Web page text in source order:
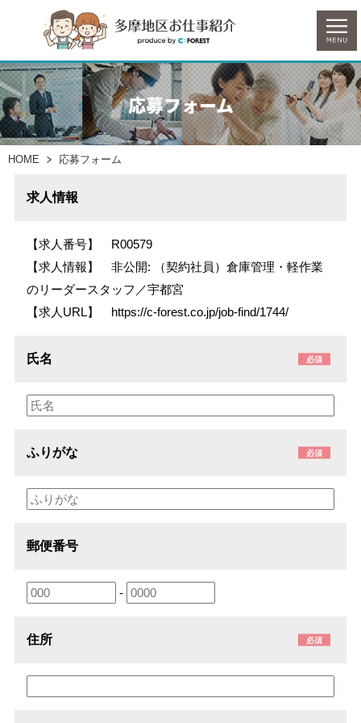
応募フォーム
HOME 応募フォーム
求人情報
【求人番号】
R00579
【求人情報】
非公開: （契約社員）倉庫管理・軽作業
のリーダースタッフ／宇都宮
【求人URL】
https://c-forest.co.jp/job-find/1744/
必須
氏名
必須
ふりがな
郵便番号
-
必須
住所